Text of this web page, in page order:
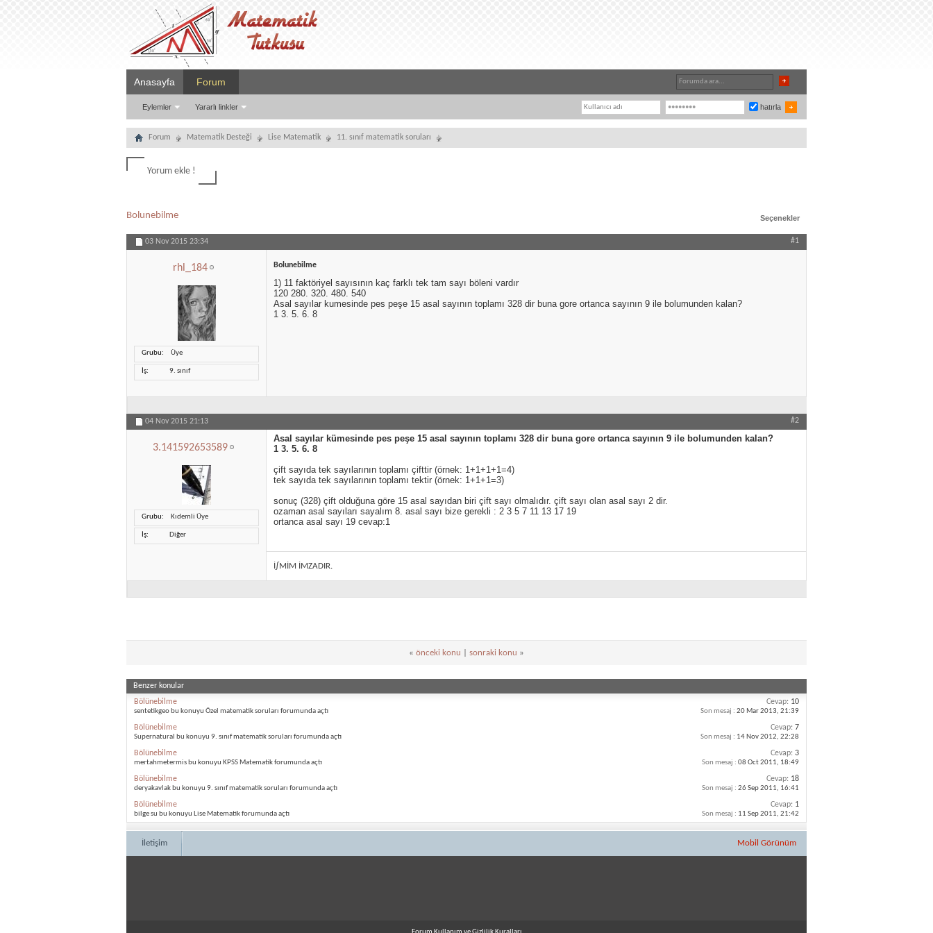
Anasayfa Forum
Eylemler Yararlı linkler hatırla
Forum Matematik Desteği Lise Matematik 11. sınıf matematik soruları
Yorum ekle !
Bolunebilme Seçenekler
03 Nov 2015 23:34 #1
rhl_184
Grubu Üye
İş 9. sınıf
Bolunebilme
1) 11 faktöriyel sayısının kaç farklı tek tam sayı böleni vardır
120 280. 320. 480. 540
Asal sayılar kumesinde pes peşe 15 asal sayının toplamı 328 dir buna gore ortanca sayının 9 ile bolumunden kalan?
1 3. 5. 6. 8
04 Nov 2015 21:13 #2
3.141592653589
Grubu Kıdemli Üye
İş Diğer
Asal sayılar kümesinde pes peşe 15 asal sayının toplamı 328 dir buna gore ortanca sayının 9 ile bolumunden kalan?
1 3. 5. 6. 8
çift sayıda tek sayılarının toplamı çifttir (örnek: 1+1+1+1=4)
tek sayıda tek sayılarının toplamı tektir (örnek: 1+1+1=3)
sonuç (328) çift olduğuna göre 15 asal sayıdan biri çift sayı olmalıdır. çift sayı olan asal sayı 2 dir.
ozaman asal sayıları sayalım 8. asal sayı bize gerekli : 2 3 5 7 11 13 17 19
ortanca asal sayı 19 cevap:1
İ∫MİM İMZADIR.
« önceki konu sonraki konu »
Benzer konular
Bölünebilme
sentetikgeo bu konuyu Özel matematik soruları forumunda açtı
Cevap: 10
Son mesaj : 20 Mar 2013, 21:39
Bölünebilme
Supernatural bu konuyu 9. sınıf matematik soruları forumunda açtı
Cevap: 7
Son mesaj : 14 Nov 2012, 22:28
Bölünebilme
mertahmetermis bu konuyu KPSS Matematik forumunda açtı
Cevap: 3
Son mesaj : 08 Oct 2011, 18:49
Bölünebilme
deryakavlak bu konuyu 9. sınıf matematik soruları forumunda açtı
Cevap: 18
Son mesaj : 26 Sep 2011, 16:41
Bölünebilme
bilge su bu konuyu Lise Matematik forumunda açtı
Cevap: 1
Son mesaj : 11 Sep 2011, 21:42
İletişim Mobil Görünüm